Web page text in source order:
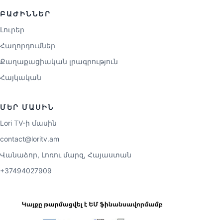
ԲԱԺԻՆՆԵՐ
Լուրեր
Հաղորդումներ
Քաղաքացիական լրագրություն
Հայկական
ՄԵՐ ՄԱՍԻՆ
Lori TV-ի մասին
contact@loritv.am
Վանաձոր, Լոռու մարզ, Հայաստան
+37494027909